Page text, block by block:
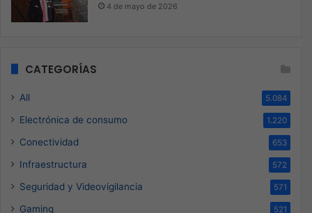
4 de mayo de 2026
CATEGORÍAS
All 5.084
Electrónica de consumo 1.220
Conectividad 653
Infraestructura 572
Seguridad y Videovigilancia 571
Gaming 521